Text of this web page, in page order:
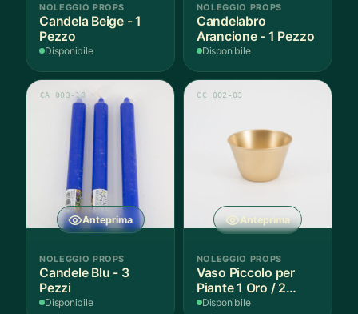
NOLEGGIO PROPS
Candela Beige - 1
Pezzo
Disponibile
NOLEGGIO PROPS
Candelabro
Arancione - 1 Pezzo
Disponibile
Anteprima
CA 003-18
NOLEGGIO PROPS
Candele Blu - 3
Pezzi
Disponibile
Anteprima
CC 002-03
NOLEGGIO PROPS
Vaso Piccolo per
Piante 1 Oro / 2
Argento - 3 Pezzi
Disponibile